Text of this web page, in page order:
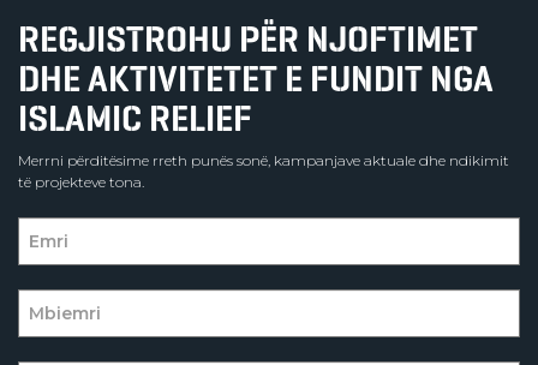
REGJISTROHU PËR NJOFTIMET
DHE AKTIVITETET E FUNDIT NGA
ISLAMIC RELIEF
Merrni përditësime rreth punës sonë, kampanjave aktuale dhe ndikimit
të projekteve tona.